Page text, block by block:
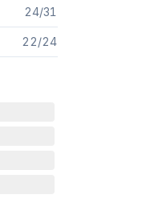
24/31
22/24